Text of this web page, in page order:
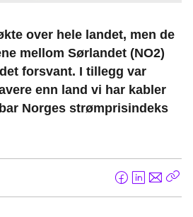
over hele landet, men de
mellom Sørlandet (NO2)
forsvant. I tillegg var
enn land vi har kabler
Norges strømprisindeks
F
L
E